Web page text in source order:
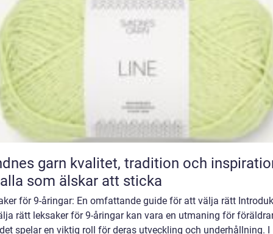
kvalitet, tradition och inspiration
som älskar att sticka
för 9-åringar: En omfattande guide för att välja rätt
rätt leksaker för 9-åringar kan vara en utmaning för
spelar en viktig roll för deras utveckling och underhållning. I